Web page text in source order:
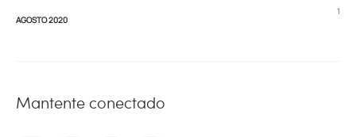
AGOSTO 2020
1
Mantente conectado